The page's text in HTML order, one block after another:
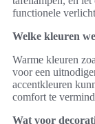
functionele
Welke kleuren
Warme kleuren
voor een
accentkleuren
comfort te
Wat voor